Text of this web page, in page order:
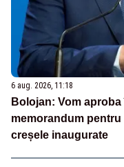
6 aug. 2026, 11:18
Bolojan: Vom
memorandum
creșele inaugurate